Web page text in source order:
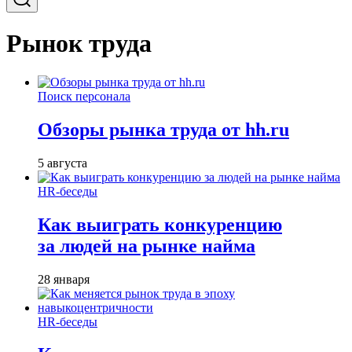
Рынок труда
Поиск персонала
Обзоры рынка труда от hh.ru
5 августа
HR-беседы
Как выиграть конкуренцию
за людей на рынке найма
28 января
HR-беседы